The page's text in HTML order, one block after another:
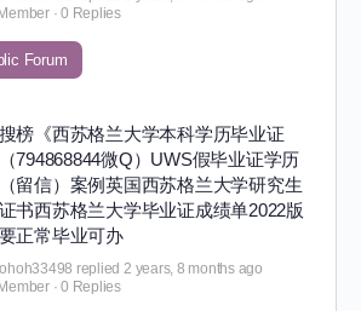
· 0 Replies
Forum
榜《西苏格兰大学本科学历毕业证
794868844微Q）UWS假毕业证学历
留信）案例英国西苏格兰大学研究生
书西苏格兰大学毕业证成绩单2022版
正常毕业可办
replied 2 years, 8 months ago
· 0 Replies